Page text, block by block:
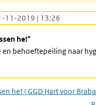
11-2019 | 13:26
he!"
en behoeftepeiling naar
he! | GGD Hart voor